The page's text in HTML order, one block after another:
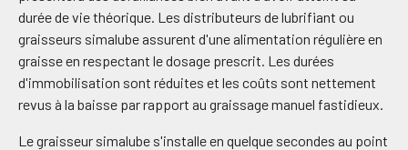
durée de vie théorique. Les distributeurs de lubrifiant ou
graisseurs simalube assurent d'une alimentation régulière en
graisse en respectant le dosage prescrit. Les durées
d'immobilisation sont réduites et les coûts sont nettement
revus à la baisse par rapport au graissage manuel fastidieux.
Le graisseur simalube s'installe en quelque secondes au point